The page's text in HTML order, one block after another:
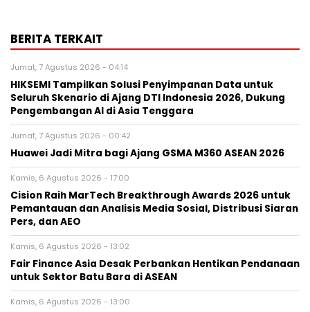
BERITA TERKAIT
Jumat, 7 Agustus 2026 - 04:14
HIKSEMI Tampilkan Solusi Penyimpanan Data untuk
Seluruh Skenario di Ajang DTI Indonesia 2026, Dukung
Pengembangan AI di Asia Tenggara
Jumat, 7 Agustus 2026 - 00:42
Huawei Jadi Mitra bagi Ajang GSMA M360 ASEAN 2026
Kamis, 6 Agustus 2026 - 17:00
Cision Raih MarTech Breakthrough Awards 2026 untuk
Pemantauan dan Analisis Media Sosial, Distribusi Siaran
Pers, dan AEO
Kamis, 6 Agustus 2026 - 13:02
Fair Finance Asia Desak Perbankan Hentikan Pendanaan
untuk Sektor Batu Bara di ASEAN
Kamis, 6 Agustus 2026 - 13:00